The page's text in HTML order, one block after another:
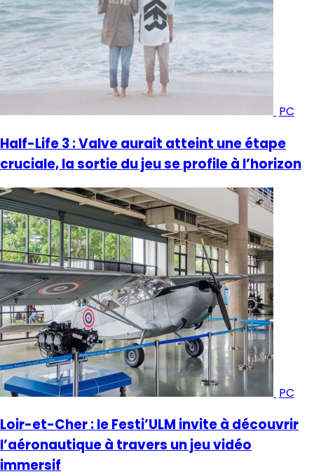
PC
Half-Life 3 : Valve aurait atteint une étape
cruciale, la sortie du jeu se profile à l’horizon
PC
Loir-et-Cher : le Festi’ULM invite à découvrir
l’aéronautique à travers un jeu vidéo
immersif